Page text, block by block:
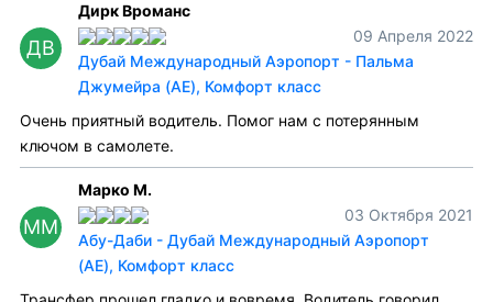
ДВ
Дирк Вроманс
09 Апреля 2022
Дубай Международный Аэропорт - Пальма
Джумейра (AE), Комфорт класс
Очень приятный водитель. Помог нам с потерянным
ключом в самолете.
ММ
Марко М.
03 Октября 2021
Абу-Даби - Дубай Международный Аэропорт
(AE), Комфорт класс